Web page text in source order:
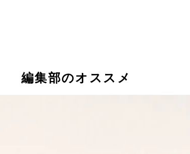
編集部のオススメ